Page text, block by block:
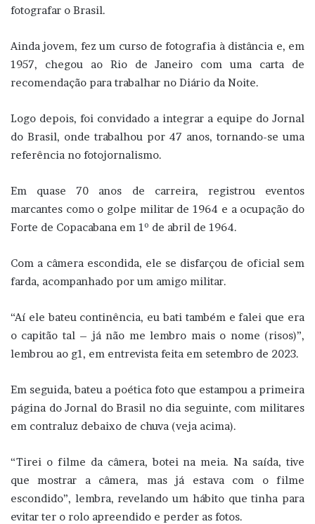
fotografar o Brasil.
Ainda jovem, fez um curso de fotografia à distância e, em
1957, chegou ao Rio de Janeiro com uma carta de
recomendação para trabalhar no Diário da Noite.
Logo depois, foi convidado a integrar a equipe do Jornal
do Brasil, onde trabalhou por 47 anos, tornando-se uma
referência no fotojornalismo.
Em quase 70 anos de carreira, registrou eventos
marcantes como o golpe militar de 1964 e a ocupação do
Forte de Copacabana em 1º de abril de 1964.
Com a câmera escondida, ele se disfarçou de oficial sem
farda, acompanhado por um amigo militar.
“Aí ele bateu continência, eu bati também e falei que era
o capitão tal – já não me lembro mais o nome (risos)”,
lembrou ao g1, em entrevista feita em setembro de 2023.
Em seguida, bateu a poética foto que estampou a primeira
página do Jornal do Brasil no dia seguinte, com militares
em contraluz debaixo de chuva (veja acima).
“Tirei o filme da câmera, botei na meia. Na saída, tive
que mostrar a câmera, mas já estava com o filme
escondido”, lembra, revelando um hábito que tinha para
evitar ter o rolo apreendido e perder as fotos.